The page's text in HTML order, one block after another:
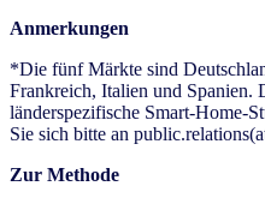
Anmerkungen
*Die fünf Märkte sind
Frankreich, Italien und Spanien.
länderspezifische Smart-Home-
Sie sich bitte an
Zur Methode